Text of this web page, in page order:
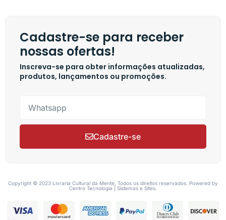
Cadastre-se para receber
nossas ofertas!
Inscreva-se para obter informações atualizadas,
produtos, lançamentos ou promoções.
Cadastre-se
Copyright © 2023 Livraria Cultural da Mente, Todos os direitos reservados. Powered by
Centro Tecnologia | Sistemas e Sites.